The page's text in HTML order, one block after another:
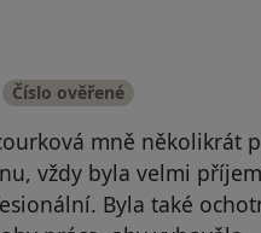
Číslo ověřené
mně několikrát
vždy byla velmi
Byla také